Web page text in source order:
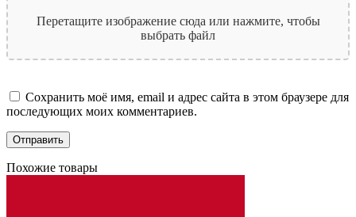
Перетащите изображение сюда или нажмите, чтобы
выбрать файл
Сохранить моё имя, email и адрес сайта в этом браузере для
последующих моих комментариев.
Похожие товары